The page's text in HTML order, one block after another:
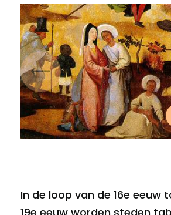
Vorige
In de loop van de 16e eeuw